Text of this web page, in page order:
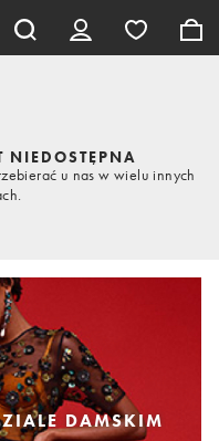
NIEDOSTĘPNA
u nas w wielu innych
DAMSKIM